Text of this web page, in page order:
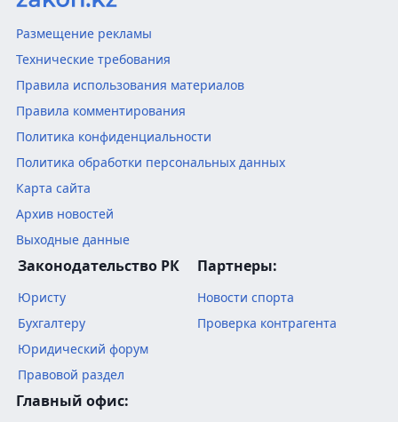
Размещение рекламы
Технические требования
Правила использования материалов
Правила комментирования
Политика конфиденциальности
Политика обработки персональных данных
Карта сайта
Архив новостей
Выходные данные
Законодательство РК
Юристу
Бухгалтеру
Юридический форум
Правовой раздел
Партнеры:
Новости спорта
Проверка контрагента
Главный офис: